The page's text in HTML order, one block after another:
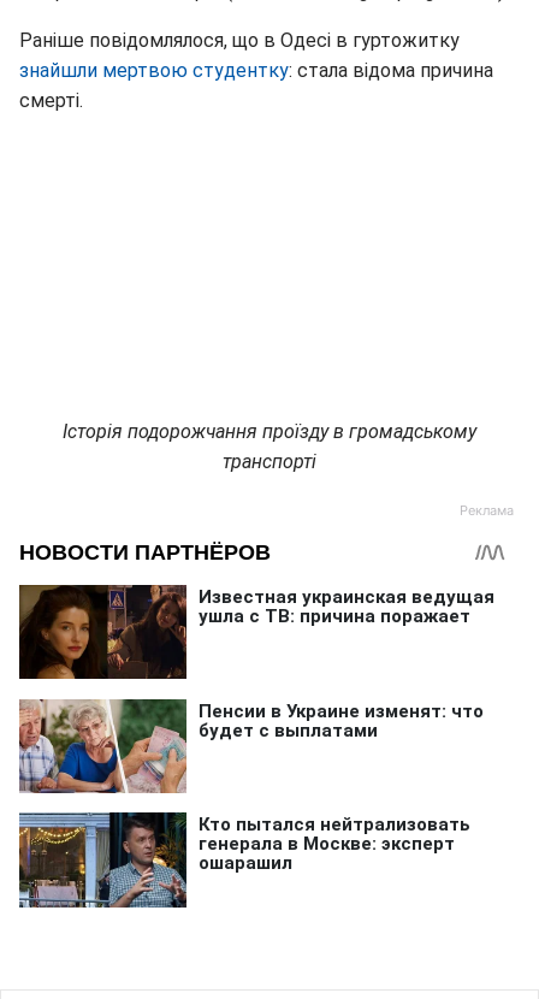
Раніше повідомлялося, що в Одесі в гуртожитку
знайшли мертвою студентку: стала відома причина
смерті.
Історія подорожчання проїзду в громадському
транспорті